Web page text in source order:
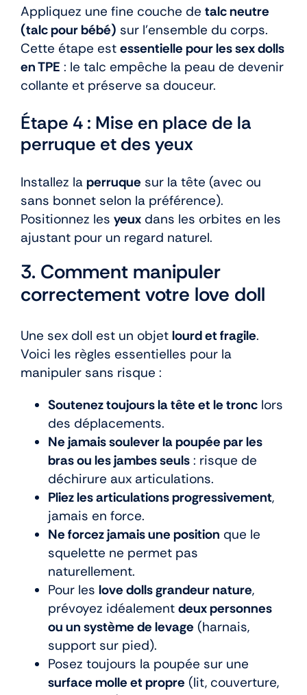
Appliquez une fine couche de talc neutre
(talc pour bébé) sur l’ensemble du corps.
Cette étape est essentielle pour les sex dolls
en TPE : le talc empêche la peau de devenir
collante et préserve sa douceur.
Étape 4 : Mise en place de la
perruque et des yeux
Installez la perruque sur la tête (avec ou
sans bonnet selon la préférence).
Positionnez les yeux dans les orbites en les
ajustant pour un regard naturel.
3. Comment manipuler
correctement votre love doll
Une sex doll est un objet lourd et fragile.
Voici les règles essentielles pour la
manipuler sans risque :
Soutenez toujours la tête et le tronc lors
des déplacements.
Ne jamais soulever la poupée par les
bras ou les jambes seuls : risque de
déchirure aux articulations.
Pliez les articulations progressivement,
jamais en force.
Ne forcez jamais une position que le
squelette ne permet pas
naturellement.
Pour les love dolls grandeur nature,
prévoyez idéalement deux personnes
ou un système de levage (harnais,
support sur pied).
Posez toujours la poupée sur une
surface molle et propre (lit, couverture,